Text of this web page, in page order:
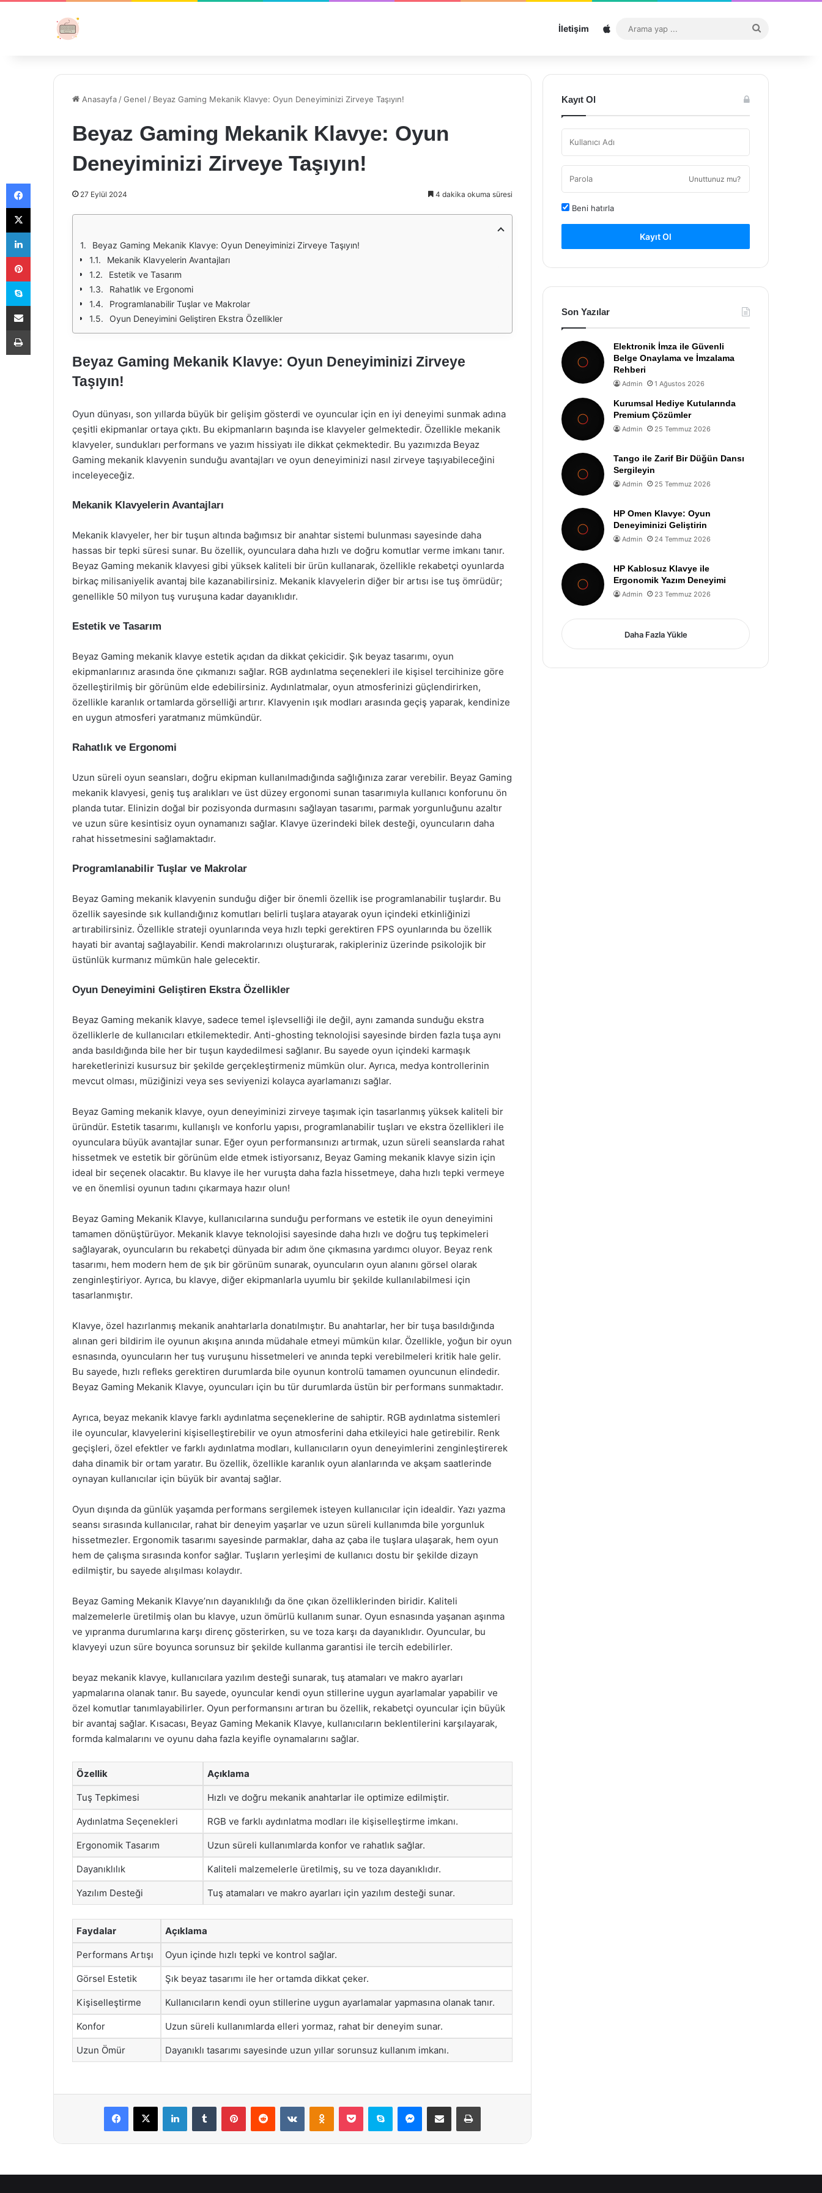
İletişim Sitemap
...
Anasayfa /Genel / Beyaz Gaming Mekanik Klavye: Oyun Deneyiminizi Zirveye Taşıyın!
Beyaz Gaming Mekanik Klavye: Oyun
Deneyiminizi Zirveye Taşıyın!
27 Eylül 2024 4 dakika okuma süresi
Beyaz Gaming Mekanik Klavye: Oyun Deneyiminizi Zirveye Taşıyın!
Mekanik Klavyelerin Avantajları
Estetik ve Tasarım
Rahatlık ve Ergonomi
Programlanabilir Tuşlar ve Makrolar
Oyun Deneyimini Geliştiren Ekstra Özellikler
Beyaz Gaming Mekanik Klavye: Oyun Deneyiminizi Zirveye
Taşıyın!
Oyun dünyası, son yıllarda büyük bir gelişim gösterdi ve oyuncular için en iyi deneyimi sunmak adına
çeşitli ekipmanlar ortaya çıktı. Bu ekipmanların başında ise klavyeler gelmektedir. Özellikle mekanik
klavyeler, sundukları performans ve yazım hissiyatı ile dikkat çekmektedir. Bu yazımızda Beyaz
Gaming mekanik klavyenin sunduğu avantajları ve oyun deneyiminizi nasıl zirveye taşıyabileceğini
inceleyeceğiz.
Mekanik Klavyelerin Avantajları
Mekanik klavyeler, her bir tuşun altında bağımsız bir anahtar sistemi bulunması sayesinde daha
hassas bir tepki süresi sunar. Bu özellik, oyunculara daha hızlı ve doğru komutlar verme imkanı tanır.
Beyaz Gaming mekanik klavyesi gibi yüksek kaliteli bir ürün kullanarak, özellikle rekabetçi oyunlarda
birkaç milisaniyelik avantaj bile kazanabilirsiniz. Mekanik klavyelerin diğer bir artısı ise tuş ömrüdür;
genellikle 50 milyon tuş vuruşuna kadar dayanıklıdır.
Estetik ve Tasarım
Beyaz Gaming mekanik klavye estetik açıdan da dikkat çekicidir. Şık beyaz tasarımı, oyun
ekipmanlarınız arasında öne çıkmanızı sağlar. RGB aydınlatma seçenekleri ile kişisel tercihinize göre
özelleştirilmiş bir görünüm elde edebilirsiniz. Aydınlatmalar, oyun atmosferinizi güçlendirirken,
özellikle karanlık ortamlarda görselliği artırır. Klavyenin ışık modları arasında geçiş yaparak, kendinize
en uygun atmosferi yaratmanız mümkündür.
Rahatlık ve Ergonomi
Uzun süreli oyun seansları, doğru ekipman kullanılmadığında sağlığınıza zarar verebilir. Beyaz Gaming
mekanik klavyesi, geniş tuş aralıkları ve üst düzey ergonomi sunan tasarımıyla kullanıcı konforunu ön
planda tutar. Elinizin doğal bir pozisyonda durmasını sağlayan tasarımı, parmak yorgunluğunu azaltır
ve uzun süre kesintisiz oyun oynamanızı sağlar. Klavye üzerindeki bilek desteği, oyuncuların daha
rahat hissetmesini sağlamaktadır.
Programlanabilir Tuşlar ve Makrolar
Beyaz Gaming mekanik klavyenin sunduğu diğer bir önemli özellik ise programlanabilir tuşlardır. Bu
özellik sayesinde sık kullandığınız komutları belirli tuşlara atayarak oyun içindeki etkinliğinizi
artırabilirsiniz. Özellikle strateji oyunlarında veya hızlı tepki gerektiren FPS oyunlarında bu özellik
hayati bir avantaj sağlayabilir. Kendi makrolarınızı oluşturarak, rakipleriniz üzerinde psikolojik bir
üstünlük kurmanız mümkün hale gelecektir.
Oyun Deneyimini Geliştiren Ekstra Özellikler
Beyaz Gaming mekanik klavye, sadece temel işlevselliği ile değil, aynı zamanda sunduğu ekstra
özelliklerle de kullanıcıları etkilemektedir. Anti-ghosting teknolojisi sayesinde birden fazla tuşa aynı
anda basıldığında bile her bir tuşun kaydedilmesi sağlanır. Bu sayede oyun içindeki karmaşık
hareketlerinizi kusursuz bir şekilde gerçekleştirmeniz mümkün olur. Ayrıca, medya kontrollerinin
mevcut olması, müziğinizi veya ses seviyenizi kolayca ayarlamanızı sağlar.
Beyaz Gaming mekanik klavye, oyun deneyiminizi zirveye taşımak için tasarlanmış yüksek kaliteli bir
üründür. Estetik tasarımı, kullanışlı ve konforlu yapısı, programlanabilir tuşları ve ekstra özellikleri ile
oyunculara büyük avantajlar sunar. Eğer oyun performansınızı artırmak, uzun süreli seanslarda rahat
hissetmek ve estetik bir görünüm elde etmek istiyorsanız, Beyaz Gaming mekanik klavye sizin için
ideal bir seçenek olacaktır. Bu klavye ile her vuruşta daha fazla hissetmeye, daha hızlı tepki vermeye
ve en önemlisi oyunun tadını çıkarmaya hazır olun!
Beyaz Gaming Mekanik Klavye, kullanıcılarına sunduğu performans ve estetik ile oyun deneyimini
tamamen dönüştürüyor. Mekanik klavye teknolojisi sayesinde daha hızlı ve doğru tuş tepkimeleri
sağlayarak, oyuncuların bu rekabetçi dünyada bir adım öne çıkmasına yardımcı oluyor. Beyaz renk
tasarımı, hem modern hem de şık bir görünüm sunarak, oyuncuların oyun alanını görsel olarak
zenginleştiriyor. Ayrıca, bu klavye, diğer ekipmanlarla uyumlu bir şekilde kullanılabilmesi için
tasarlanmıştır.
Klavye, özel hazırlanmış mekanik anahtarlarla donatılmıştır. Bu anahtarlar, her bir tuşa basıldığında
alınan geri bildirim ile oyunun akışına anında müdahale etmeyi mümkün kılar. Özellikle, yoğun bir oyun
esnasında, oyuncuların her tuş vuruşunu hissetmeleri ve anında tepki verebilmeleri kritik hale gelir.
Bu sayede, hızlı refleks gerektiren durumlarda bile oyunun kontrolü tamamen oyuncunun elindedir.
Beyaz Gaming Mekanik Klavye, oyuncuları için bu tür durumlarda üstün bir performans sunmaktadır.
Ayrıca, beyaz mekanik klavye farklı aydınlatma seçeneklerine de sahiptir. RGB aydınlatma sistemleri
ile oyuncular, klavyelerini kişiselleştirebilir ve oyun atmosferini daha etkileyici hale getirebilir. Renk
geçişleri, özel efektler ve farklı aydınlatma modları, kullanıcıların oyun deneyimlerini zenginleştirerek
daha dinamik bir ortam yaratır. Bu özellik, özellikle karanlık oyun alanlarında ve akşam saatlerinde
oynayan kullanıcılar için büyük bir avantaj sağlar.
Oyun dışında da günlük yaşamda performans sergilemek isteyen kullanıcılar için idealdir. Yazı yazma
seansı sırasında kullanıcılar, rahat bir deneyim yaşarlar ve uzun süreli kullanımda bile yorgunluk
hissetmezler. Ergonomik tasarımı sayesinde parmaklar, daha az çaba ile tuşlara ulaşarak, hem oyun
hem de çalışma sırasında konfor sağlar. Tuşların yerleşimi de kullanıcı dostu bir şekilde dizayn
edilmiştir, bu sayede alışılması kolaydır.
Beyaz Gaming Mekanik Klavye’nın dayanıklılığı da öne çıkan özelliklerinden biridir. Kaliteli
malzemelerle üretilmiş olan bu klavye, uzun ömürlü kullanım sunar. Oyun esnasında yaşanan aşınma
ve yıpranma durumlarına karşı direnç gösterirken, su ve toza karşı da dayanıklıdır. Oyuncular, bu
klavyeyi uzun süre boyunca sorunsuz bir şekilde kullanma garantisi ile tercih edebilirler.
beyaz mekanik klavye, kullanıcılara yazılım desteği sunarak, tuş atamaları ve makro ayarları
yapmalarına olanak tanır. Bu sayede, oyuncular kendi oyun stillerine uygun ayarlamalar yapabilir ve
özel komutlar tanımlayabilirler. Oyun performansını artıran bu özellik, rekabetçi oyuncular için büyük
bir avantaj sağlar. Kısacası, Beyaz Gaming Mekanik Klavye, kullanıcıların beklentilerini karşılayarak,
formda kalmalarını ve oyunu daha fazla keyifle oynamalarını sağlar.
Özellik Açıklama
Tuş Tepkimesi Hızlı ve doğru mekanik anahtarlar ile optimize edilmiştir.
Aydınlatma Seçenekleri RGB ve farklı aydınlatma modları ile kişiselleştirme imkanı.
Ergonomik Tasarım Uzun süreli kullanımlarda konfor ve rahatlık sağlar.
Dayanıklılık Kaliteli malzemelerle üretilmiş, su ve toza dayanıklıdır.
Yazılım Desteği Tuş atamaları ve makro ayarları için yazılım desteği sunar.
Faydalar Açıklama
Performans Artışı Oyun içinde hızlı tepki ve kontrol sağlar.
Görsel Estetik Şık beyaz tasarımı ile her ortamda dikkat çeker.
Kişiselleştirme Kullanıcıların kendi oyun stillerine uygun ayarlamalar yapmasına olanak tanır.
Konfor Uzun süreli kullanımlarda elleri yormaz, rahat bir deneyim sunar.
Uzun Ömür Dayanıklı tasarımı sayesinde uzun yıllar sorunsuz kullanım imkanı.
Facebook
X LinkedInTumblr PinterestReddit VKontakteOdnoklassniki
Pocket Skype Messenger
E-Posta ile paylaş Yazdır
Kayıt Ol
Unuttunuz mu?
Beni hatırla
Kayıt Ol
Son Yazılar
Elektronik İmza ile Güvenli
Belge Onaylama ve İmzalama
Rehberi
Admin 1 Ağustos 2026
Kurumsal Hediye Kutularında
Premium Çözümler
Admin 25 Temmuz 2026
Tango ile Zarif Bir Düğün Dansı
Sergileyin
Admin 25 Temmuz 2026
HP Omen Klavye: Oyun
Deneyiminizi Geliştirin
Admin 24 Temmuz 2026
HP Kablosuz Klavye ile
Ergonomik Yazım Deneyimi
Admin 23 Temmuz 2026
Daha Fazla Yükle
Facebook
X
LinkedIn
Pinterest
Skype
E-Posta ile paylaş